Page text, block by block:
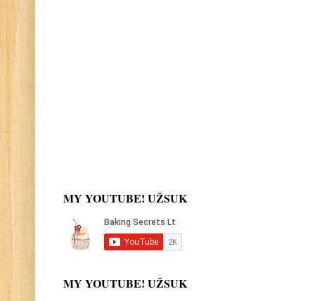
MY YOUTUBE! UŽSUK
MY YOUTUBE! UŽSUK